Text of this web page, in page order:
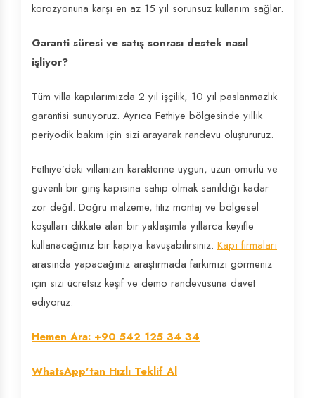
korozyonuna karşı en az 15 yıl sorunsuz kullanım sağlar.
Garanti süresi ve satış sonrası destek nasıl
işliyor?
Tüm villa kapılarımızda 2 yıl işçilik, 10 yıl paslanmazlık
garantisi sunuyoruz. Ayrıca Fethiye bölgesinde yıllık
periyodik bakım için sizi arayarak randevu oluştururuz.
Fethiye’deki villanızın karakterine uygun, uzun ömürlü ve
güvenli bir giriş kapısına sahip olmak sanıldığı kadar
zor değil. Doğru malzeme, titiz montaj ve bölgesel
koşulları dikkate alan bir yaklaşımla yıllarca keyifle
kullanacağınız bir kapıya kavuşabilirsiniz. Kapı firmaları
arasında yapacağınız araştırmada farkımızı görmeniz
için sizi ücretsiz keşif ve demo randevusuna davet
ediyoruz.
Hemen Ara: +90 542 125 34 34
WhatsApp'tan Hızlı Teklif Al